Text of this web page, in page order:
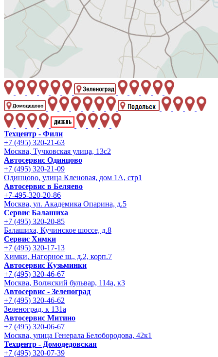
Техцентр - Фили
+7 (495) 320-21-63
Москва, Тучковская улица, 13с2
Автосервис Одинцово
+7 (495) 320-21-09
Одинцово, улица Кленовая, дом 1А, стр1
Автосервис в Беляево
+7-495-320-20-86
Москва, ул. Академика Опарина, д.5
Сервис Балашиха
+7 (495) 320-20-85
Балашиха, Кучинское шоссе, д.8
Сервис Химки
+7 (495) 320-17-13
Химки, Нагорное ш., д.2, корп.7
Автосервис Кузьминки
+7 (495) 320-46-67
Москва, Волжский бульвар, 114а, к3
Автосервис - Зеленоград
+7 (495) 320-46-62
Зеленоград, к 131а
Автосервис Митино
+7 (495) 320-06-67
Москва, улица Генерала Белобородова, 42к1
Техцентр - Домодедовская
+7 (495) 320-07-39